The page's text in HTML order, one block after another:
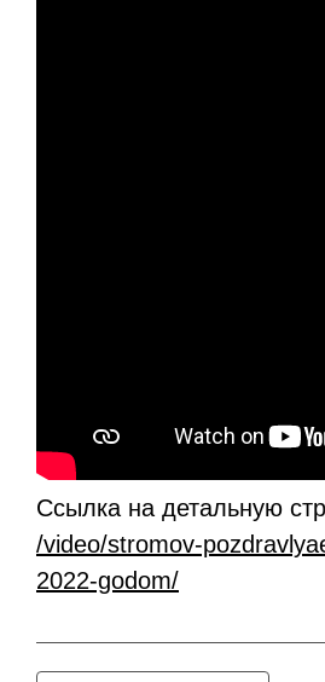
Ссылка на детальную
/video/stromov-
2022-godom/